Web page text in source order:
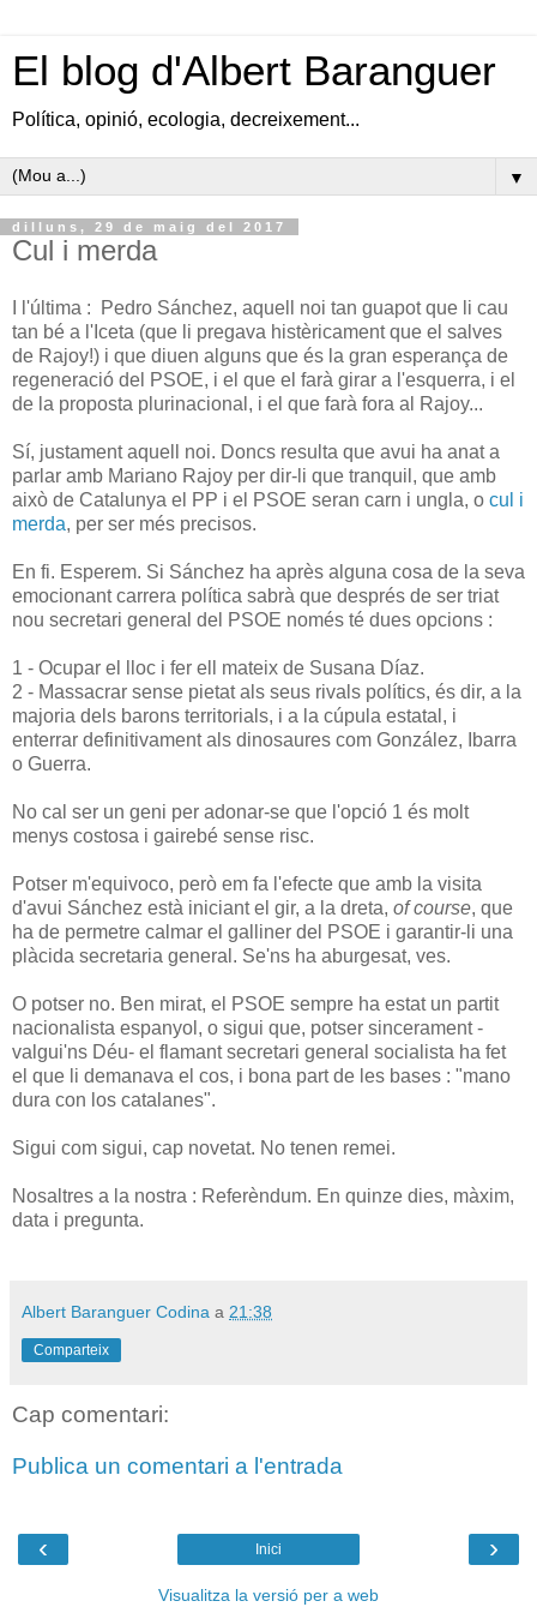
El blog d'Albert Baranguer
Política, opinió, ecologia, decreixement...
▼
dilluns, 29 de maig del 2017
Cul i merda
I l'última : Pedro Sánchez, aquell noi tan guapot que li cau
tan bé a l'Iceta (que li pregava histèricament que el salves
de Rajoy!) i que diuen alguns que és la gran esperança de
regeneració del PSOE, i el que el farà girar a l'esquerra, i el
de la proposta plurinacional, i el que farà fora al Rajoy...
Sí, justament aquell noi. Doncs resulta que avui ha anat a
parlar amb Mariano Rajoy per dir-li que tranquil, que amb
això de Catalunya el PP i el PSOE seran carn i ungla, o cul i
merda, per ser més precisos.
En fi. Esperem. Si Sánchez ha après alguna cosa de la seva
emocionant carrera política sabrà que després de ser triat
nou secretari general del PSOE només té dues opcions :
1 - Ocupar el lloc i fer ell mateix de Susana Díaz.
2 - Massacrar sense pietat als seus rivals polítics, és dir, a la
majoria dels barons territorials, i a la cúpula estatal, i
enterrar definitivament als dinosaures com González, Ibarra
o Guerra.
No cal ser un geni per adonar-se que l'opció 1 és molt
menys costosa i gairebé sense risc.
Potser m'equivoco, però em fa l'efecte que amb la visita
d'avui Sánchez està iniciant el gir, a la dreta, of course, que
ha de permetre calmar el galliner del PSOE i garantir-li una
plàcida secretaria general. Se'ns ha aburgesat, ves.
O potser no. Ben mirat, el PSOE sempre ha estat un partit
nacionalista espanyol, o sigui que, potser sincerament -
valgui'ns Déu- el flamant secretari general socialista ha fet
el que li demanava el cos, i bona part de les bases : "mano
dura con los catalanes".
Sigui com sigui, cap novetat. No tenen remei.
Nosaltres a la nostra : Referèndum. En quinze dies, màxim,
data i pregunta.
Albert Baranguer Codina a 21:38
Comparteix
Cap comentari:
Publica un comentari a l'entrada
‹ ›
Inici
Visualitza la versió per a web